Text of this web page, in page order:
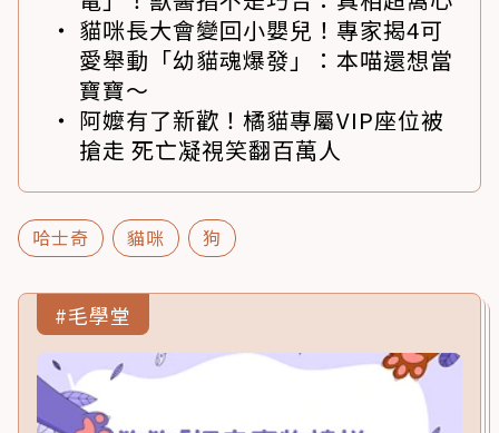
貓咪長大會變回小嬰兒！專家揭4可
愛舉動「幼貓魂爆發」：本喵還想當
寶寶～
阿嬤有了新歡！橘貓專屬VIP座位被
搶走 死亡凝視笑翻百萬人
哈士奇 貓咪 狗
#毛學堂